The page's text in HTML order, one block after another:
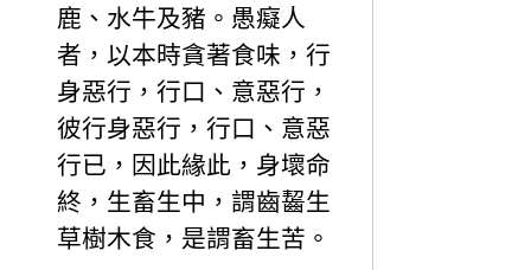
鹿、水牛及豬。愚癡人
者，以本時貪著食味，行
身惡行，行口、意惡行，
彼行身惡行，行口、意惡
行已，因此緣此，身壞命
終，生畜生中，謂齒齧生
草樹木食，是謂畜生苦。